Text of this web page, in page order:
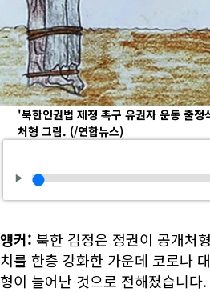
'북한인권법 제정 촉구 유권자 운동 출
처형 그림. (/연합뉴스)
앵커: 북한 김정은 정권이 공개처
치를 한층 강화한 가운데 코로나
형이 늘어난 것으로 전해졌습니다.